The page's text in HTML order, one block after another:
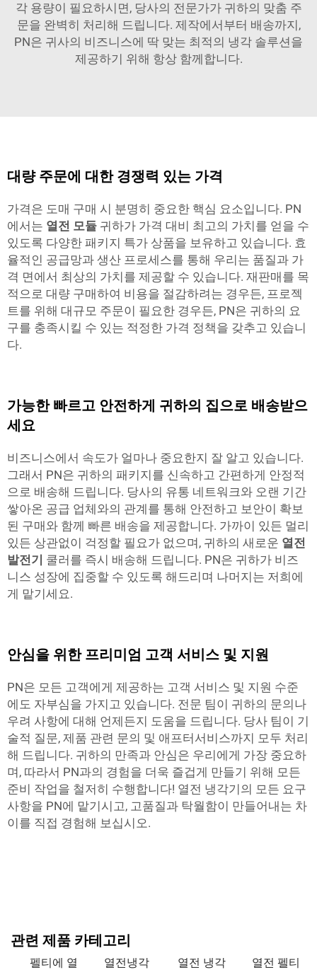
각 용량이 필요하시면, 당사의 전문가가 귀하의 맞춤 주
문을 완벽히 처리해 드립니다. 제작에서부터 배송까지,
PN은 귀사의 비즈니스에 딱 맞는 최적의 냉각 솔루션을
제공하기 위해 항상 함께합니다.
대량 주문에 대한 경쟁력 있는 가격
가격은 도매 구매 시 분명히 중요한 핵심 요소입니다. PN
에서는 열전 모듈 귀하가 가격 대비 최고의 가치를 얻을 수
있도록 다양한 패키지 특가 상품을 보유하고 있습니다. 효
율적인 공급망과 생산 프로세스를 통해 우리는 품질과 가
격 면에서 최상의 가치를 제공할 수 있습니다. 재판매를 목
적으로 대량 구매하여 비용을 절감하려는 경우든, 프로젝
트를 위해 대규모 주문이 필요한 경우든, PN은 귀하의 요
구를 충족시킬 수 있는 적정한 가격 정책을 갖추고 있습니
다.
가능한 빠르고 안전하게 귀하의 집으로 배송받으
세요
비즈니스에서 속도가 얼마나 중요한지 잘 알고 있습니다.
그래서 PN은 귀하의 패키지를 신속하고 간편하게 안정적
으로 배송해 드립니다. 당사의 유통 네트워크와 오랜 기간
쌓아온 공급 업체와의 관계를 통해 안전하고 보안이 확보
된 구매와 함께 빠른 배송을 제공합니다. 가까이 있든 멀리
있든 상관없이 걱정할 필요가 없으며, 귀하의 새로운 열전
발전기 쿨러를 즉시 배송해 드립니다. PN은 귀하가 비즈
니스 성장에 집중할 수 있도록 해드리며 나머지는 저희에
게 맡기세요.
안심을 위한 프리미엄 고객 서비스 및 지원
PN은 모든 고객에게 제공하는 고객 서비스 및 지원 수준
에도 자부심을 가지고 있습니다. 전문 팀이 귀하의 문의나
우려 사항에 대해 언제든지 도움을 드립니다. 당사 팀이 기
술적 질문, 제품 관련 문의 및 애프터서비스까지 모두 처리
해 드립니다. 귀하의 만족과 안심은 우리에게 가장 중요하
며, 따라서 PN과의 경험을 더욱 즐겁게 만들기 위해 모든
준비 작업을 철저히 수행합니다! 열전 냉각기의 모든 요구
사항을 PN에 맡기시고, 고품질과 탁월함이 만들어내는 차
이를 직접 경험해 보십시오.
관련 제품 카테고리
펠티에 열
열전냉각
열전 냉각
열전 펠티